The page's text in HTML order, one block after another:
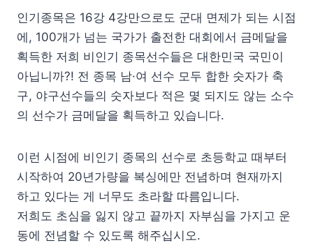
인기종목은 16강 4강만으로도 군대 면제가 되는 시점
에, 100개가 넘는 국가가 출전한 대회에서 금메달을
획득한 저희 비인기 종목선수들은 대한민국 국민이
아닙니까?! 전 종목 남·여 선수 모두 합한 숫자가 축
구, 야구선수들의 숫자보다 적은 몇 되지도 않는 소수
의 선수가 금메달을 획득하고 있습니다.
이런 시점에 비인기 종목의 선수로 초등학교 때부터
시작하여 20년가량을 복싱에만 전념하며 현재까지
하고 있다는 게 너무도 초라할 따름입니다.
저희도 초심을 잃지 않고 끝까지 자부심을 가지고 운
동에 전념할 수 있도록 해주십시오.